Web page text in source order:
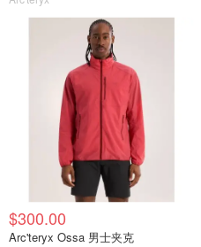
$300.00
Arc'teryx Ossa 男士夹克